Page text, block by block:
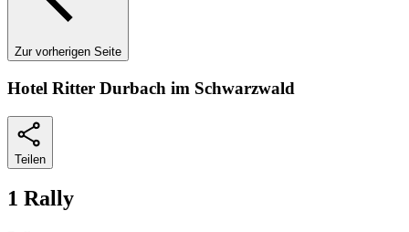
Zur vorherigen Seite
Hotel Ritter Durbach im Schwarzwald
Teilen
1 Rally